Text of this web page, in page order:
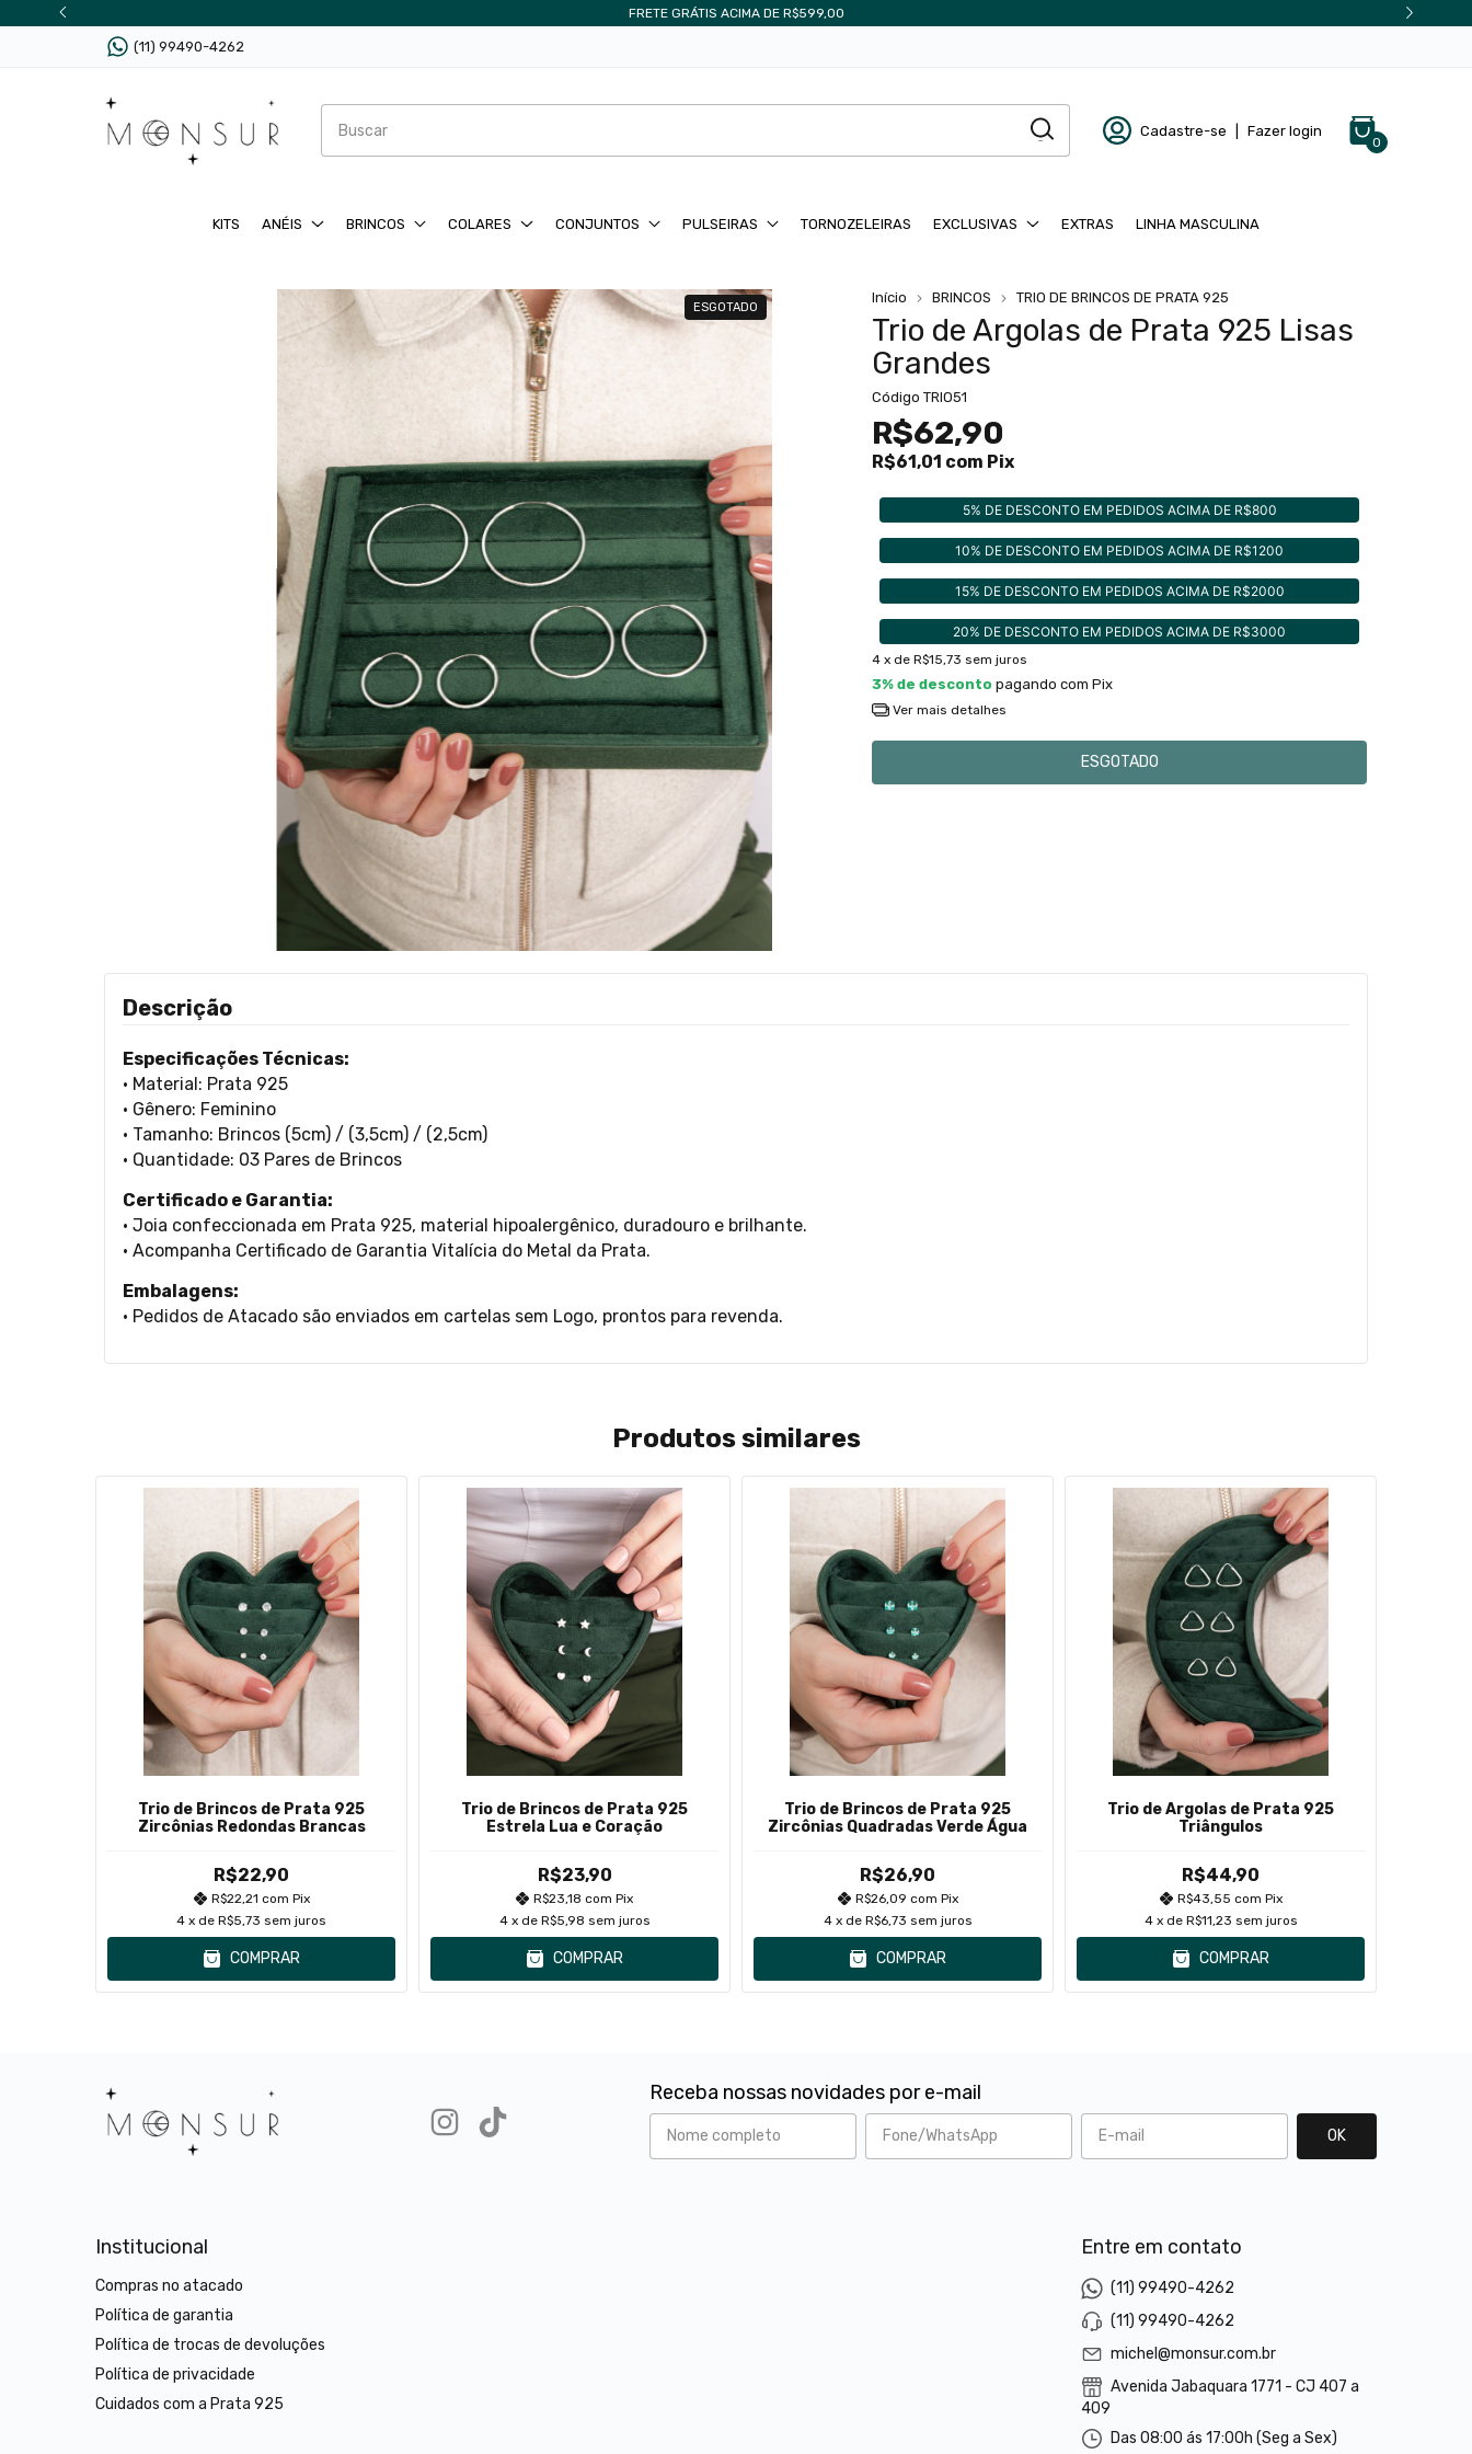
FRETE GRÁTIS ACIMA DE R$599,00
(11) 99490-4262
Cadastre-se Fazer login
0
KITS ANÉIS BRINCOS COLARES CONJUNTOS PULSEIRAS TORNOZELEIRAS EXCLUSIVAS EXTRAS LINHA MASCULINA
ESGOTADO
Início BRINCOS TRIO DE BRINCOS DE PRATA 925
Trio de Argolas de Prata 925 Lisas
Grandes
Código TRIO51
R$62,90
R$61,01 com Pix
5% DE DESCONTO EM PEDIDOS ACIMA DE R$800
10% DE DESCONTO EM PEDIDOS ACIMA DE R$1200
15% DE DESCONTO EM PEDIDOS ACIMA DE R$2000
20% DE DESCONTO EM PEDIDOS ACIMA DE R$3000
4 x de R$15,73 sem juros
3% de desconto pagando com Pix
Ver mais detalhes
Descrição
Especificações Técnicas:
• Material: Prata 925
• Gênero: Feminino
• Tamanho: Brincos (5cm) / (3,5cm) / (2,5cm)
• Quantidade: 03 Pares de Brincos
Certificado e Garantia:
• Joia confeccionada em Prata 925, material hipoalergênico, duradouro e brilhante.
• Acompanha Certificado de Garantia Vitalícia do Metal da Prata.
Embalagens:
• Pedidos de Atacado são enviados em cartelas sem Logo, prontos para revenda.
Produtos similares
Trio de Brincos de Prata 925
Zircônias Redondas Brancas
R$22,90
R$22,21 com Pix
4 x de R$5,73 sem juros
COMPRAR
Trio de Brincos de Prata 925
Estrela Lua e Coração
R$23,90
R$23,18 com Pix
4 x de R$5,98 sem juros
COMPRAR
Trio de Brincos de Prata 925
Zircônias Quadradas Verde Água
R$26,90
R$26,09 com Pix
4 x de R$6,73 sem juros
COMPRAR
Trio de Argolas de Prata 925
Triângulos
R$44,90
R$43,55 com Pix
4 x de R$11,23 sem juros
COMPRAR
Receba nossas novidades por e-mail
Institucional
Compras no atacado
Política de garantia
Política de trocas de devoluções
Política de privacidade
Cuidados com a Prata 925
Entre em contato
(11) 99490-4262
(11) 99490-4262
michel@monsur.com.br
Avenida Jabaquara 1771 - CJ 407 a
409
Das 08:00 ás 17:00h (Seg a Sex)